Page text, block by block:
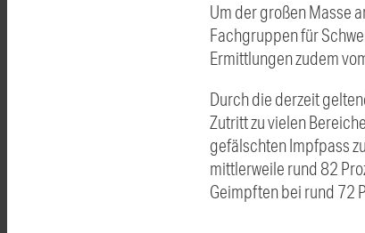
Um der großen Masse
Fachgruppen für
Ermittlungen zudem
Durch die derzeit
Zutritt zu vielen
gefälschten Impfpass
mittlerweile rund 82
Geimpften bei rund 72